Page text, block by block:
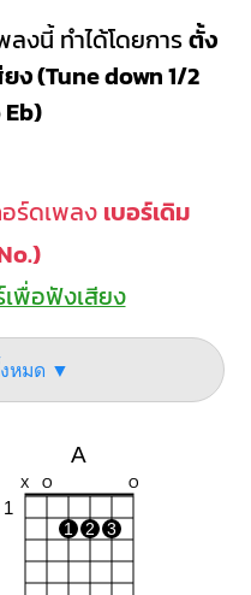
งนี้ ทำได้โดยการตั้ง
ง (Tune down 1/2
ร์ดเพลง เบอร์เดิม
พื่อฟังเสียง
หมด ▼
A
X O O
1
1 2 3